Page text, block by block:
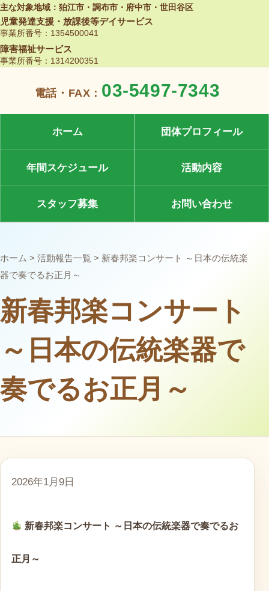
本文へ移動
主な対象地域：狛江市・調布市・府中市・世田谷区
児童発達支援・放課後等デイサービス
事業所番号：1354500041
障害福祉サービス
事業所番号：1314200351
電話・FAX： 03-5497-7343
ホーム 団体プロフィール
年間スケジュール 活動内容
スタッフ募集 お問い合わせ
ホーム > 活動報告一覧 > 新春邦楽コンサート ～日本の伝統楽
器で奏でるお正月～
新春邦楽コンサート
～日本の伝統楽器で
奏でるお正月～
2026年1月9日
新春邦楽コンサート ～日本の伝統楽器で奏でるお
正月～